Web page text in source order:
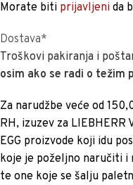
Morate biti prijavljeni da
Dostava*
Troškovi pakiranja i
osim ako se radi o težim
Za narudžbe veće od
RH, izuzev za LIEBHERR
EGG proizvode koji idu
koje je poželjno naručiti i
te one koje se šalju